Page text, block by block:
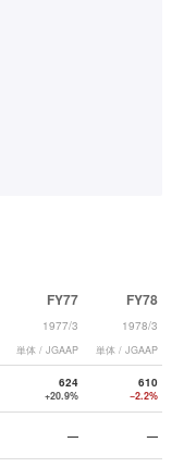
FY77
1977/3
単体 / JGAAP
FY78
1978/3
単体 / JGAAP
624
+20.9%
610
−2.2%
— —